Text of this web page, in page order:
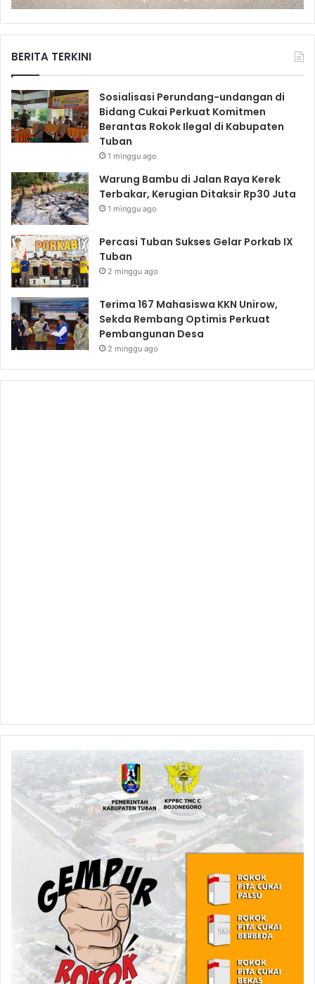
BERITA TERKINI
Sosialisasi Perundang-undangan di
Bidang Cukai Perkuat Komitmen
Berantas Rokok Ilegal di Kabupaten
Tuban
1 minggu ago
Warung Bambu di Jalan Raya Kerek
Terbakar, Kerugian Ditaksir Rp30 Juta
1 minggu ago
Percasi Tuban Sukses Gelar Porkab IX
Tuban
2 minggu ago
Terima 167 Mahasiswa KKN Unirow,
Sekda Rembang Optimis Perkuat
Pembangunan Desa
2 minggu ago